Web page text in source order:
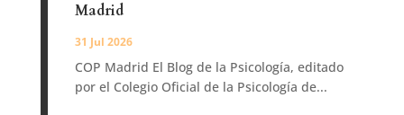
Madrid
31 Jul 2026
COP Madrid El Blog de la Psicología, editado
por el Colegio Oficial de la Psicología de...